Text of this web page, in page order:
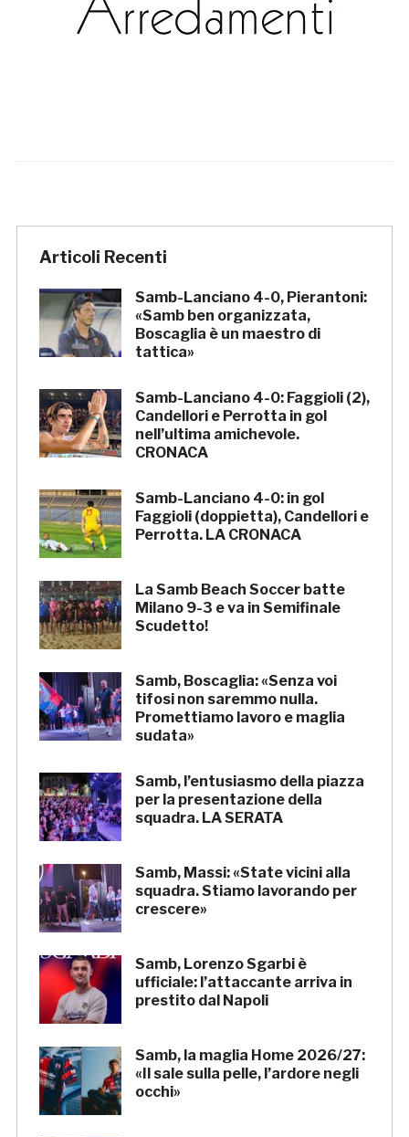
Articoli Recenti
Samb-Lanciano 4-0, Pierantoni:
«Samb ben organizzata,
Boscaglia è un maestro di
tattica»
Samb-Lanciano 4-0: Faggioli (2),
Candellori e Perrotta in gol
nell’ultima amichevole.
CRONACA
Samb-Lanciano 4-0: in gol
Faggioli (doppietta), Candellori e
Perrotta. LA CRONACA
La Samb Beach Soccer batte
Milano 9-3 e va in Semifinale
Scudetto!
Samb, Boscaglia: «Senza voi
tifosi non saremmo nulla.
Promettiamo lavoro e maglia
sudata»
Samb, l’entusiasmo della piazza
per la presentazione della
squadra. LA SERATA
Samb, Massi: «State vicini alla
squadra. Stiamo lavorando per
crescere»
Samb, Lorenzo Sgarbi è
ufficiale: l’attaccante arriva in
prestito dal Napoli
Samb, la maglia Home 2026/27:
«Il sale sulla pelle, l’ardore negli
occhi»